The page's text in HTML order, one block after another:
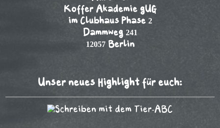
Koffer Akademie gUG
im Clubhaus Phase 2
Dammweg 241
12057 Berlin
Unser neues Highlight für euch: